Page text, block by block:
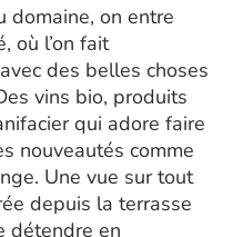
domaine, on entre
où l’on fait
des belles choses
vins bio, produits
qui adore faire
nouveautés comme
Une vue sur tout
depuis la terrasse
détendre en